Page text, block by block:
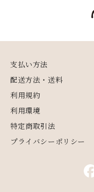
支払い方法
配送方法・送料
利用規約
利用環境
特定商取引法
プライバシーポリシー